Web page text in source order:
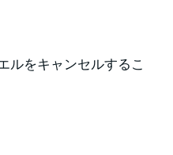
ルをキャンセルするこ